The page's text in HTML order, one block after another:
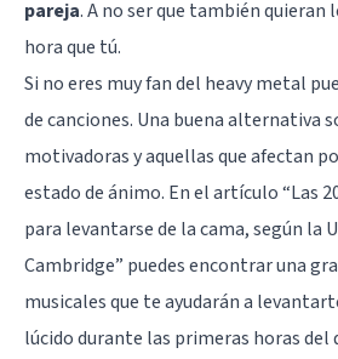
pareja. A no ser que también quieran
hora que tú.
Si no eres muy fan del heavy metal
de canciones. Una buena alternativa
motivadoras y aquellas que afectan
estado de ánimo. En el artículo “Las
para levantarse de la cama, según la
Cambridge” puedes encontrar una
musicales que te ayudarán a
lúcido durante las primeras horas del